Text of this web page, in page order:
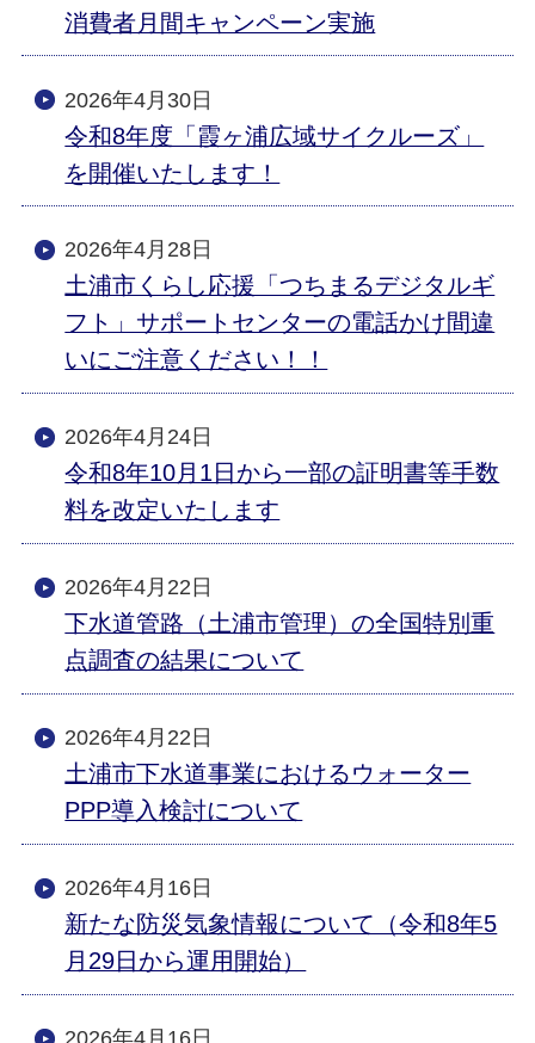
消費者月間キャンペーン実施
2026年4月30日
令和8年度「霞ヶ浦広域サイクルーズ」
を開催いたします！
2026年4月28日
土浦市くらし応援「つちまるデジタルギ
フト」サポートセンターの電話かけ間違
いにご注意ください！！
2026年4月24日
令和8年10月1日から一部の証明書等手数
料を改定いたします
2026年4月22日
下水道管路（土浦市管理）の全国特別重
点調査の結果について
2026年4月22日
土浦市下水道事業におけるウォーター
PPP導入検討について
2026年4月16日
新たな防災気象情報について（令和8年5
月29日から運用開始）